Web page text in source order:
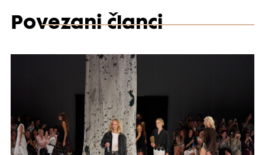
Povezani članci